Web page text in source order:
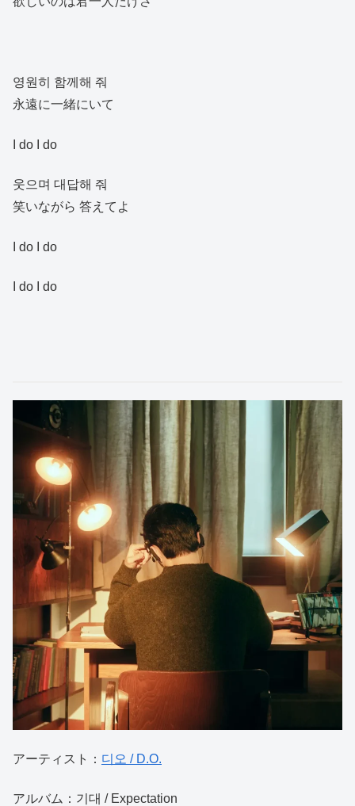
영원히 함께해 줘
永遠に一緒にいて
I do I do
웃으며 대답해 줘
笑いながら 答えてよ
I do I do
I do I do
アーティスト： 디오 / D.O.
アルバム：기대 / Expectation